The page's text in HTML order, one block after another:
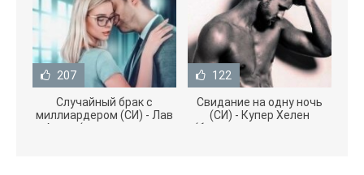
207
Случайный брак с
миллиардером (СИ) - Лав
Агата (полная версия
122
Свидание на одну ночь
(СИ) - Купер Хелен
(бесплатные серии книг